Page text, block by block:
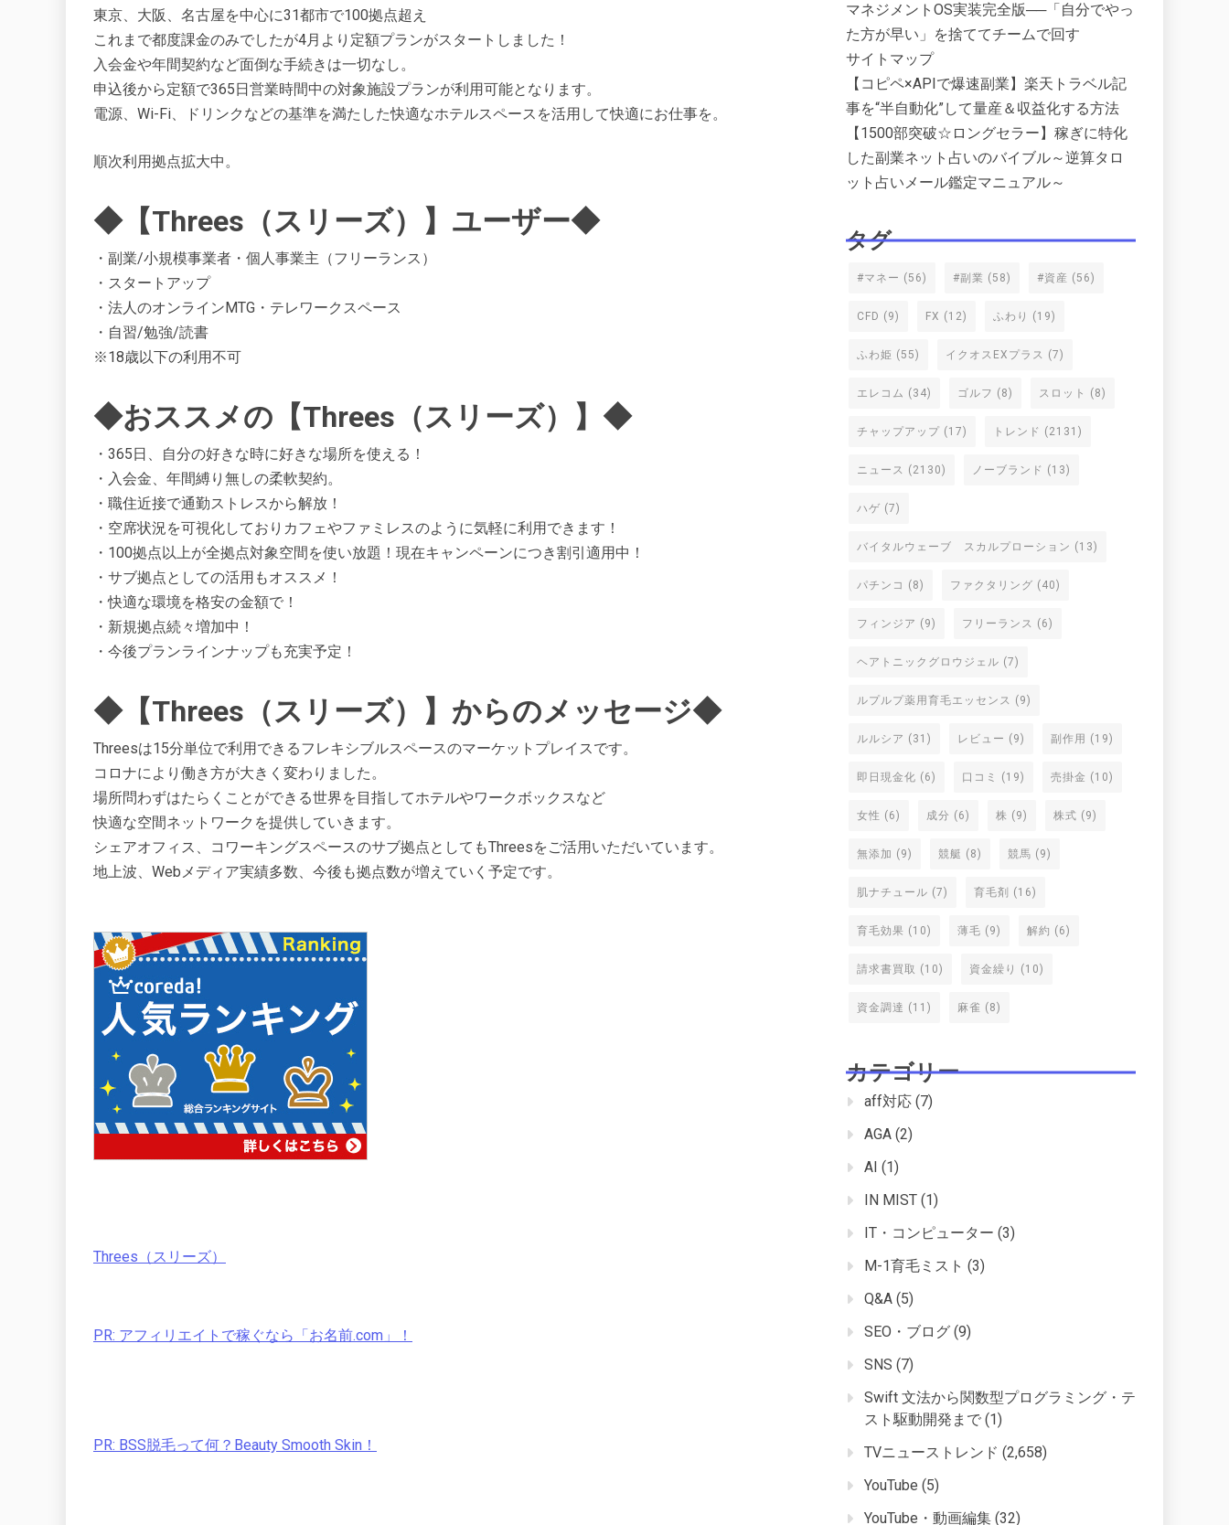
東京、大阪、名古屋を中心に31都市で100拠点超え
これまで都度課金のみでしたが4月より定額プランがスタートしました！
入会金や年間契約など面倒な手続きは一切なし。
申込後から定額で365日営業時間中の対象施設プランが利用可能となります。
電源、Wi-Fi、ドリンクなどの基準を満たした快適なホテルスペースを活用して快適にお仕事を。
順次利用拠点拡大中。
◆【Threes（スリーズ）】ユーザー◆
・副業/小規模事業者・個人事業主（フリーランス）
・スタートアップ
・法人のオンラインMTG・テレワークスペース
・自習/勉強/読書
※18歳以下の利用不可
◆おススメの【Threes（スリーズ）】◆
・365日、自分の好きな時に好きな場所を使える！
・入会金、年間縛り無しの柔軟契約。
・職住近接で通勤ストレスから解放！
・空席状況を可視化しておりカフェやファミレスのように気軽に利用できます！
・100拠点以上が全拠点対象空間を使い放題！現在キャンペーンにつき割引適用中！
・サブ拠点としての活用もオススメ！
・快適な環境を格安の金額で！
・新規拠点続々増加中！
・今後プランラインナップも充実予定！
◆【Threes（スリーズ）】からのメッセージ◆
Threesは15分単位で利用できるフレキシブルスペースのマーケットプレイスです。
コロナにより働き方が大きく変わりました。
場所問わずはたらくことができる世界を目指してホテルやワークボックスなど
快適な空間ネットワークを提供していきます。
シェアオフィス、コワーキングスペースのサブ拠点としてもThreesをご活用いただいています。
地上波、Webメディア実績多数、今後も拠点数が増えていく予定です。
Threes（スリーズ）
PR: アフィリエイトで稼ぐなら「お名前.com」！
PR: BSS脱毛って何？Beauty Smooth Skin！
マネジメントOS実装完全版──「自分でやっ
た方が早い」を捨ててチームで回す
サイトマップ
【コピペ×APIで爆速副業】楽天トラベル記
事を“半自動化”して量産＆収益化する方法
【1500部突破☆ロングセラー】稼ぎに特化
した副業ネット占いのバイブル～逆算タロ
ット占いメール鑑定マニュアル～
タグ
#マネー (56) #副業 (58) #資産 (56)
CFD (9) FX (12) ふわり (19)
ふわ姫 (55) イクオスEXプラス (7)
エレコム (34) ゴルフ (8) スロット (8)
チャップアップ (17) トレンド (2131)
ニュース (2130) ノーブランド (13)
ハゲ (7)
バイタルウェーブ スカルプローション (13)
パチンコ (8) ファクタリング (40)
フィンジア (9) フリーランス (6)
ヘアトニックグロウジェル (7)
ルプルプ薬用育毛エッセンス (9)
ルルシア (31) レビュー (9) 副作用 (19)
即日現金化 (6) 口コミ (19) 売掛金 (10)
女性 (6) 成分 (6) 株 (9) 株式 (9)
無添加 (9) 競艇 (8) 競馬 (9)
肌ナチュール (7) 育毛剤 (16)
育毛効果 (10) 薄毛 (9) 解約 (6)
請求書買取 (10) 資金繰り (10)
資金調達 (11) 麻雀 (8)
カテゴリー
aff対応 (7)
AGA (2)
AI (1)
IN MIST (1)
IT・コンピューター (3)
M-1育毛ミスト (3)
Q&A (5)
SEO・ブログ (9)
SNS (7)
Swift 文法から関数型プログラミング・テ
スト駆動開発まで (1)
TVニューストレンド (2,658)
YouTube (5)
YouTube・動画編集 (32)